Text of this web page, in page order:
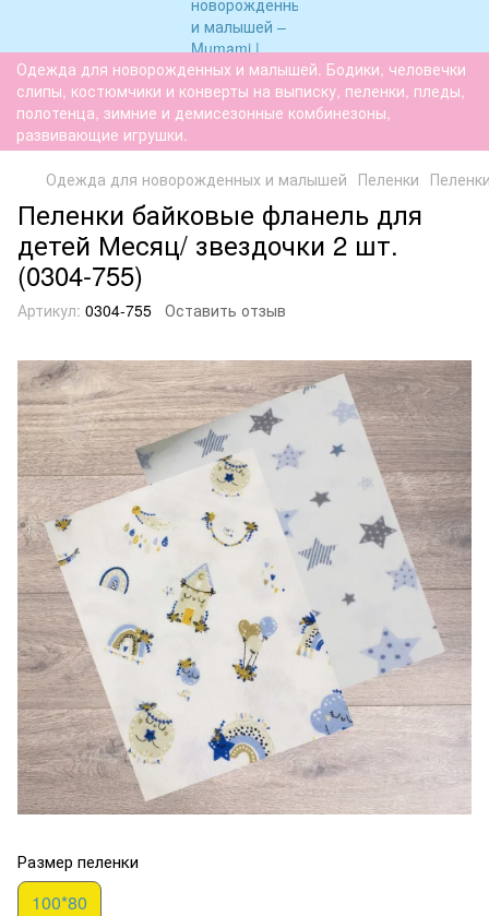
Одежда для новорожденных и малышей. Бодики, человечки
слипы, костюмчики и конверты на выписку, пеленки, пледы,
полотенца, зимние и демисезонные комбинезоны,
развивающие игрушки.
Одежда для новорожденных и малышей Пеленки
Пеленки байковые фланель для
детей Месяц/ звездочки 2 шт.
(0304-755)
Артикул: 0304-755 Оставить отзыв
Размер пеленки
100*80